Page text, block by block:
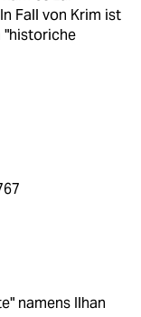
Fall von Krim ist
"historiche
namens Ilhan